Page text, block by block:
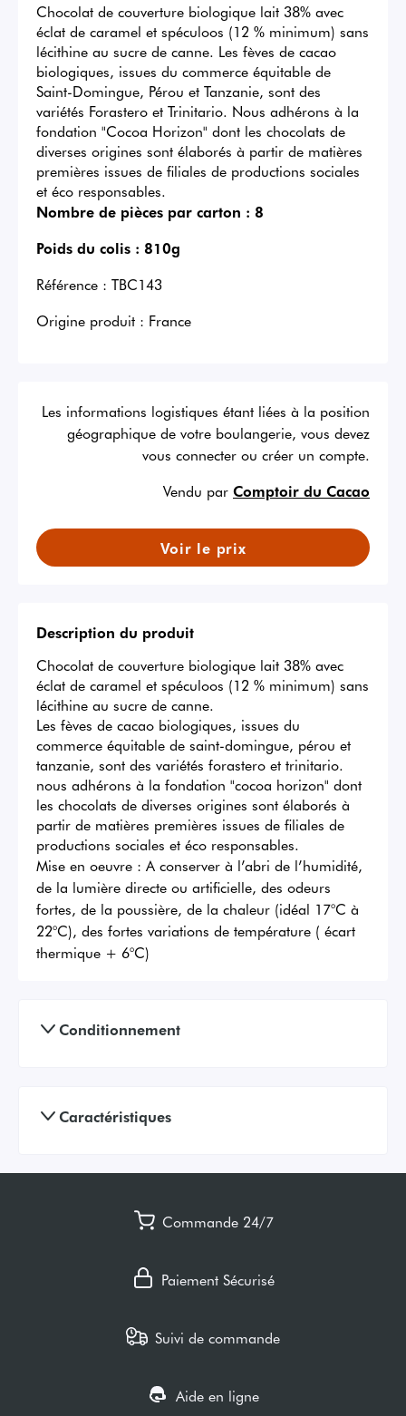
Chocolat de couverture biologique lait 38% avec
éclat de caramel et spéculoos (12 % minimum) sans
lécithine au sucre de canne. Les fèves de cacao
biologiques, issues du commerce équitable de
Saint-Domingue, Pérou et Tanzanie, sont des
variétés Forastero et Trinitario. Nous adhérons à la
fondation "Cocoa Horizon" dont les chocolats de
diverses origines sont élaborés à partir de matières
premières issues de filiales de productions sociales
et éco responsables.
Nombre de pièces par carton : 8
Poids du colis : 810g
Référence : TBC143
Origine produit : France
Les informations logistiques étant liées à la position
géographique de votre boulangerie, vous devez
vous connecter ou créer un compte.
Vendu par Comptoir du Cacao
Voir le prix
Description du produit
Chocolat de couverture biologique lait 38% avec
éclat de caramel et spéculoos (12 % minimum) sans
lécithine au sucre de canne.
Les fèves de cacao biologiques, issues du
commerce équitable de saint-domingue, pérou et
tanzanie, sont des variétés forastero et trinitario.
nous adhérons à la fondation "cocoa horizon" dont
les chocolats de diverses origines sont élaborés à
partir de matières premières issues de filiales de
productions sociales et éco responsables.
Mise en oeuvre : A conserver à l’abri de l’humidité,
de la lumière directe ou artificielle, des odeurs
fortes, de la poussière, de la chaleur (idéal 17°C à
22°C), des fortes variations de température ( écart
thermique + 6°C)
Conditionnement
Caractéristiques
Commande 24/7
Paiement Sécurisé
Suivi de commande
Aide en ligne